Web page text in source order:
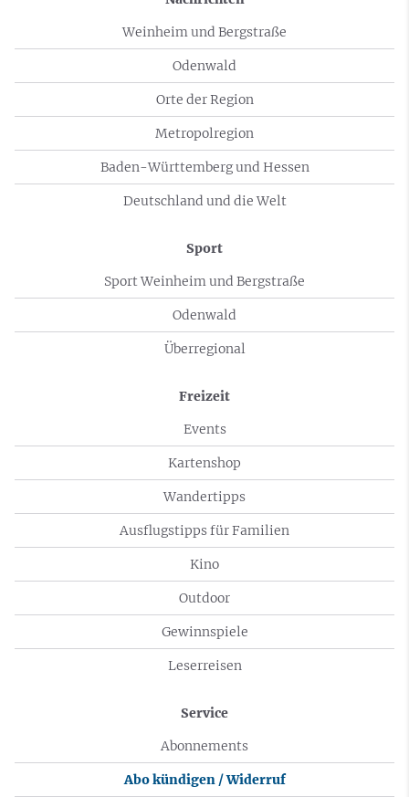
Weinheim und Bergstraße
Odenwald
Orte der Region
Metropolregion
Baden-Württemberg und Hessen
Deutschland und die Welt
Sport
Sport Weinheim und Bergstraße
Odenwald
Überregional
Freizeit
Events
Kartenshop
Wandertipps
Ausflugstipps für Familien
Kino
Outdoor
Gewinnspiele
Leserreisen
Service
Abonnements
Abo kündigen / Widerruf